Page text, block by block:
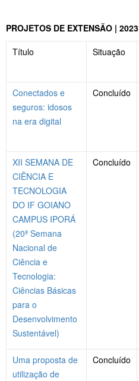
PROJETOS DE EXTENSÃO | 2023
Título
Situação
Conectados e
seguros: idosos
na era digital
Concluído
XII SEMANA DE
CIÊNCIA E
TECNOLOGIA
DO IF GOIANO
CAMPUS IPORÁ
(20ª Semana
Nacional de
Ciência e
Tecnologia:
Ciências Básicas
para o
Desenvolvimento
Sustentável)
Concluído
Uma proposta de
utilização de
Concluído